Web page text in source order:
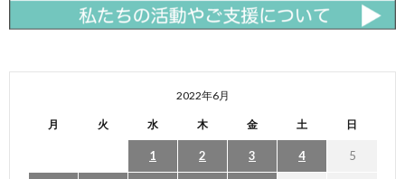
2022年6月
月 火 水 木 金 土 日
1 2 3 4 5